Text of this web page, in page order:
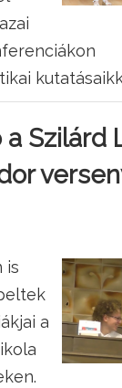
a Szilárd
is
a